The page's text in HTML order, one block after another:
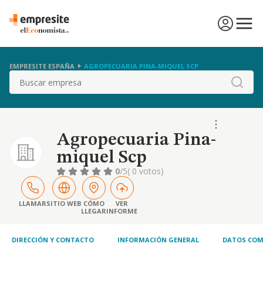
EMPRESITE ESPAÑA AGROPECUARIA PINA-MIQUEL SCP
Buscar
Agropecuaria Pina-
miquel Scp
0/5( 0 votos)
LLAMARSITIO WEB CÓMO
LLEGAR
VER
INFORME
DIRECCIÓN Y CONTACTO INFORMACIÓN GENERAL DATOS